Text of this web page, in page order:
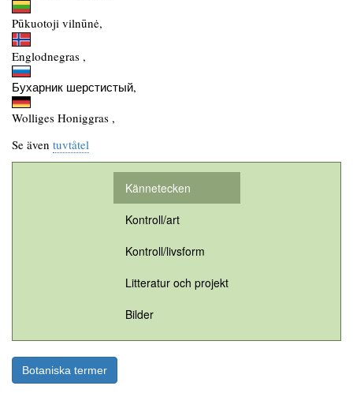
Pūkuotoji vilnūnė,
Englodnegras ,
Бухарник шерстистый,
Wolliges Honiggras ,
Se även tuvtåtel
Kännetecken
Kontroll/art
Kontroll/livsform
Litteratur och projekt
Bilder
Botaniska termer